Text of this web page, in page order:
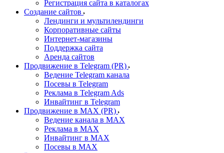
Регистрация сайта в каталогах
Создание сайтов
Лендинги и мультилендинги
Корпоративные сайты
Интернет-магазины
Поддержка сайта
Аренда сайтов
Продвижение в Telegram (PR)
Ведение Telegram канала
Посевы в Telegram
Реклама в Telegram Ads
Инвайтинг в Telegram
Продвижение в MAX (PR)
Ведение канала в MAX
Реклама в MAX
Инвайтинг в MAX
Посевы в MAX